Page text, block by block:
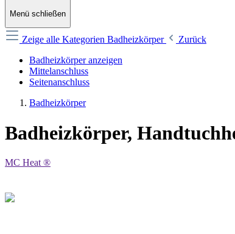
Menü schließen
Zeige alle Kategorien Badheizkörper
Zurück
Badheizkörper anzeigen
Mittelanschluss
Seitenanschluss
Badheizkörper
Badheizkörper,
MC Heat ®